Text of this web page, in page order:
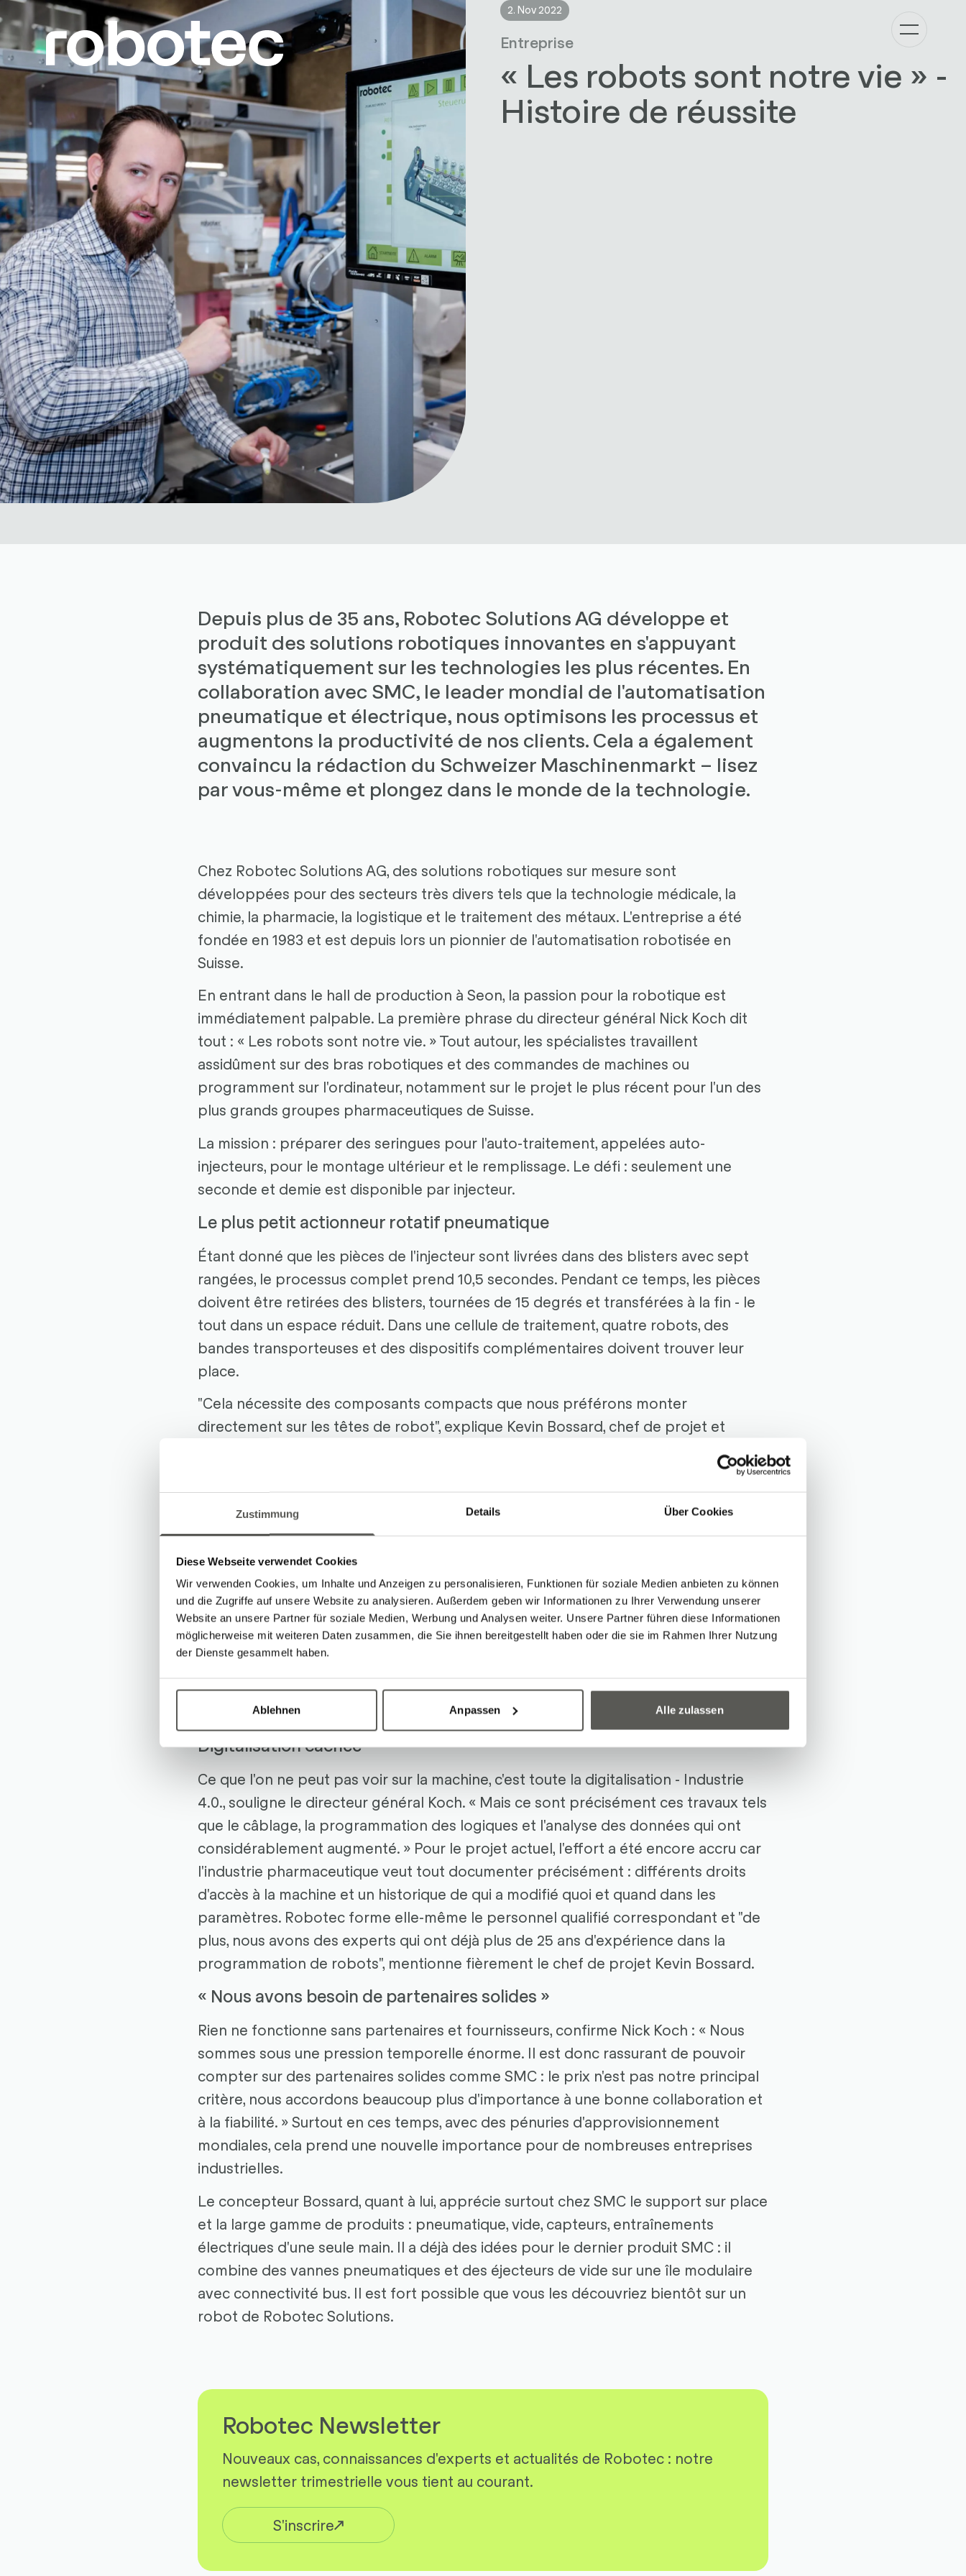
Zustimmung Details Über Cookies
Diese Webseite verwendet Cookies
Wir verwenden Cookies, um Inhalte und Anzeigen zu personalisieren, Funktionen für soziale Medien anbieten zu können
und die Zugriffe auf unsere Website zu analysieren. Außerdem geben wir Informationen zu Ihrer Verwendung unserer
Website an unsere Partner für soziale Medien, Werbung und Analysen weiter. Unsere Partner führen diese Informationen
möglicherweise mit weiteren Daten zusammen, die Sie ihnen bereitgestellt haben oder die sie im Rahmen Ihrer Nutzung
der Dienste gesammelt haben.
Ablehnen Anpassen Alle zulassen
2. Nov 2022
Entreprise
« Les robots sont notre vie » -
Histoire de réussite
Depuis plus de 35 ans, Robotec Solutions AG développe et
produit des solutions robotiques innovantes en s'appuyant
systématiquement sur les technologies les plus récentes. En
collaboration avec SMC, le leader mondial de l'automatisation
pneumatique et électrique, nous optimisons les processus et
augmentons la productivité de nos clients. Cela a également
convaincu la rédaction du Schweizer Maschinenmarkt – lisez
par vous-même et plongez dans le monde de la technologie.
Chez Robotec Solutions AG, des solutions robotiques sur mesure sont
développées pour des secteurs très divers tels que la technologie médicale, la
chimie, la pharmacie, la logistique et le traitement des métaux. L'entreprise a été
fondée en 1983 et est depuis lors un pionnier de l'automatisation robotisée en
Suisse.
En entrant dans le hall de production à Seon, la passion pour la robotique est
immédiatement palpable. La première phrase du directeur général Nick Koch dit
tout : « Les robots sont notre vie. » Tout autour, les spécialistes travaillent
assidûment sur des bras robotiques et des commandes de machines ou
programment sur l'ordinateur, notamment sur le projet le plus récent pour l'un des
plus grands groupes pharmaceutiques de Suisse.
La mission : préparer des seringues pour l'auto-traitement, appelées auto-
injecteurs, pour le montage ultérieur et le remplissage. Le défi : seulement une
seconde et demie est disponible par injecteur.
Le plus petit actionneur rotatif pneumatique
Étant donné que les pièces de l'injecteur sont livrées dans des blisters avec sept
rangées, le processus complet prend 10,5 secondes. Pendant ce temps, les pièces
doivent être retirées des blisters, tournées de 15 degrés et transférées à la fin - le
tout dans un espace réduit. Dans une cellule de traitement, quatre robots, des
bandes transporteuses et des dispositifs complémentaires doivent trouver leur
place.
"Cela nécessite des composants compacts que nous préférons monter
directement sur les têtes de robot", explique Kevin Bossard, chef de projet et
trouvent sur la première tête de robot, qui saisissent les pièces de l'injecteur et les
transmettent aux actionneurs rotatifs pneumatiques. « Les actionneurs rotatifs
étaient un défi particulier. Nous avons parcouru tout le marché et trouvé
l'actionneur le plus petit au monde chez notre partenaire SMC », explique Bossard.
Après la rotation des pièces, elles sont à nouveau retirées à l'aide de ventouses et
transférées à la station de traitement suivante.
Outre la compacité des composants, Robotec exige également des composants
avec des fonctions intégrées. C'est pourquoi ils ont également opté pour SMC
pour la génération de vide : cela se fait sur une station modulaire (île) composée
d'éjecteurs de vide, de connectivité bus et de surveillance - tout en un produit, donc
facile à acquérir et à intégrer dans la machine.
Digitalisation cachée
Ce que l'on ne peut pas voir sur la machine, c'est toute la digitalisation - Industrie
4.0., souligne le directeur général Koch. « Mais ce sont précisément ces travaux tels
que le câblage, la programmation des logiques et l'analyse des données qui ont
considérablement augmenté. » Pour le projet actuel, l'effort a été encore accru car
l'industrie pharmaceutique veut tout documenter précisément : différents droits
d'accès à la machine et un historique de qui a modifié quoi et quand dans les
paramètres. Robotec forme elle-même le personnel qualifié correspondant et "de
plus, nous avons des experts qui ont déjà plus de 25 ans d'expérience dans la
programmation de robots", mentionne fièrement le chef de projet Kevin Bossard.
« Nous avons besoin de partenaires solides »
Rien ne fonctionne sans partenaires et fournisseurs, confirme Nick Koch : « Nous
sommes sous une pression temporelle énorme. Il est donc rassurant de pouvoir
compter sur des partenaires solides comme SMC : le prix n'est pas notre principal
critère, nous accordons beaucoup plus d'importance à une bonne collaboration et
à la fiabilité. » Surtout en ces temps, avec des pénuries d'approvisionnement
mondiales, cela prend une nouvelle importance pour de nombreuses entreprises
industrielles.
Le concepteur Bossard, quant à lui, apprécie surtout chez SMC le support sur place
et la large gamme de produits : pneumatique, vide, capteurs, entraînements
électriques d'une seule main. Il a déjà des idées pour le dernier produit SMC : il
combine des vannes pneumatiques et des éjecteurs de vide sur une île modulaire
avec connectivité bus. Il est fort possible que vous les découvriez bientôt sur un
robot de Robotec Solutions.
Robotec Newsletter
Nouveaux cas, connaissances d'experts et actualités de Robotec : notre
newsletter trimestrielle vous tient au courant.
S'inscrire